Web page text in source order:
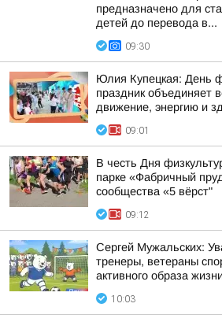
предназначено для
детей до перевода в...
09:30
Юлия Купецкая: День
праздник объединяет
движение, энергию и
09:01
В честь Дня
парке «Фабричный
сообщества «5 вёрст"
09:12
Сергей Мужальских:
тренеры, ветераны
активного образа
10:03